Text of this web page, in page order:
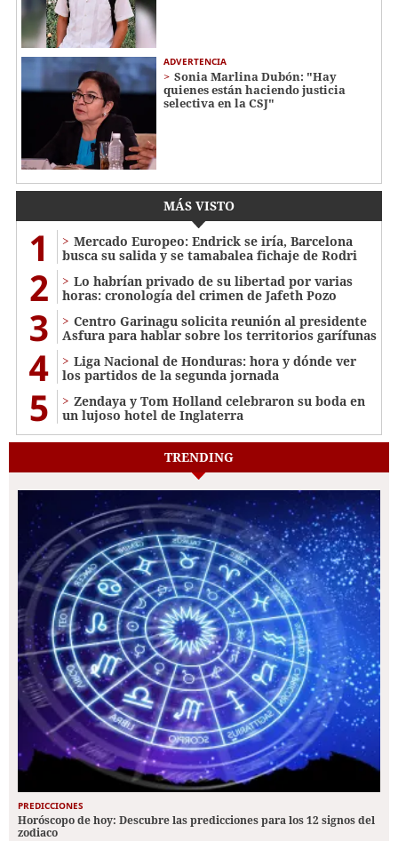
ADVERTENCIA
Sonia Marlina Dubón: "Hay
quienes están haciendo justicia
selectiva en la CSJ"
MÁS VISTO
1
Mercado Europeo: Endrick se iría, Barcelona
busca su salida y se tamabalea fichaje de Rodri
2
Lo habrían privado de su libertad por varias
horas: cronología del crimen de Jafeth Pozo
3
Centro Garinagu solicita reunión al presidente
Asfura para hablar sobre los territorios garífunas
4
Liga Nacional de Honduras: hora y dónde ver
los partidos de la segunda jornada
5
Zendaya y Tom Holland celebraron su boda en
un lujoso hotel de Inglaterra
TRENDING
PREDICCIONES
Horóscopo de hoy: Descubre las predicciones para los 12 signos del
zodiaco